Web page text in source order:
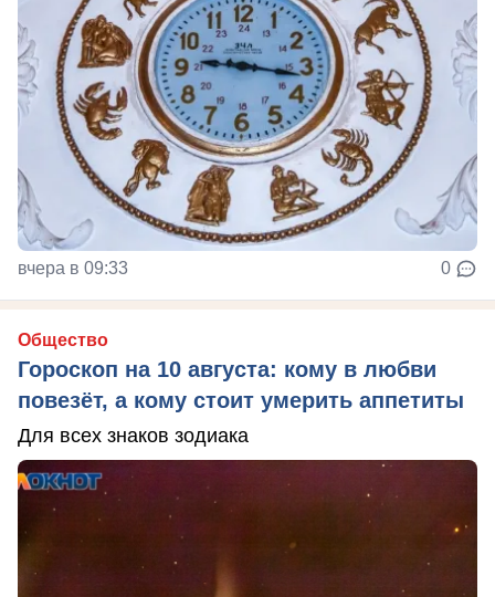
вчера в 09:33 0
Общество
Гороскоп на 10 августа: кому в любви
повезёт, а кому стоит умерить аппетиты
Для всех знаков зодиака